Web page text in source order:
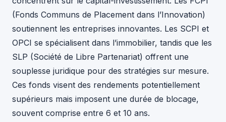
(Fonds Communs de Placement dans l’Innovation)
soutiennent les entreprises innovantes. Les SCPI et
OPCI se spécialisent dans l’immobilier, tandis que les
SLP (Société de Libre Partenariat) offrent une
souplesse juridique pour des stratégies sur mesure.
Ces fonds visent des rendements potentiellement
supérieurs mais imposent une durée de blocage,
souvent comprise entre 6 et 10 ans.